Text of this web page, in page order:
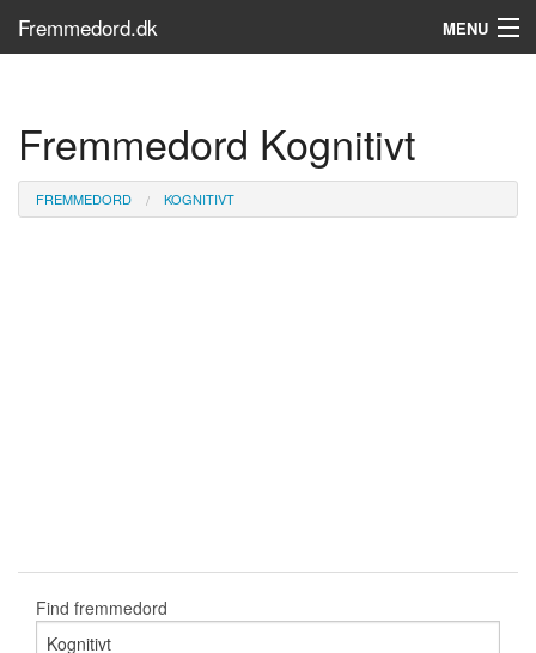
Fremmedord.dk MENU
Søg...
Find bøger
Fremmedord Kognitivt
FREMMEDORD KOGNITIVT
Find fremmedord